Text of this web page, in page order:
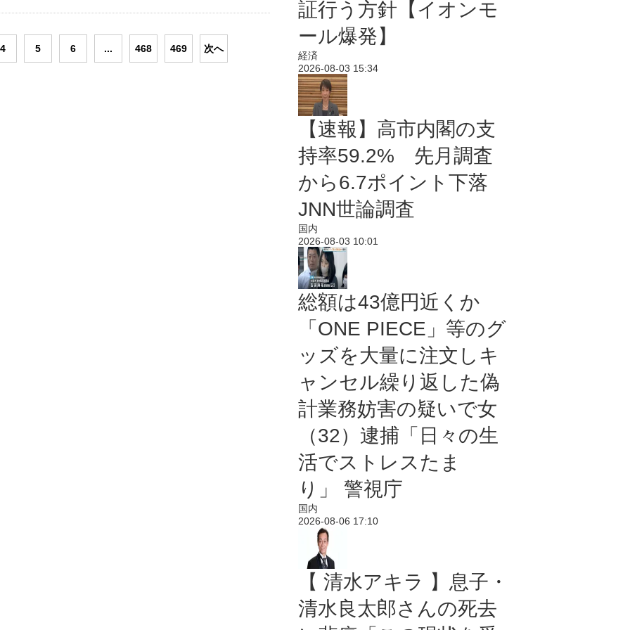
4 5 6 ... 468 469 次へ
証行う方針【イオンモ
ール爆発】
経済
2026-08-03 15:34
【速報】高市内閣の支
持率59.2% 先月調査
から6.7ポイント下落
JNN世論調査
国内
2026-08-03 10:01
総額は43億円近くか
「ONE PIECE」等のグ
ッズを大量に注文しキ
ャンセル繰り返した偽
計業務妨害の疑いで女
（32）逮捕「日々の生
活でストレスたま
り」 警視庁
国内
2026-08-06 17:10
【 清水アキラ 】息子・
清水良太郎さんの死去